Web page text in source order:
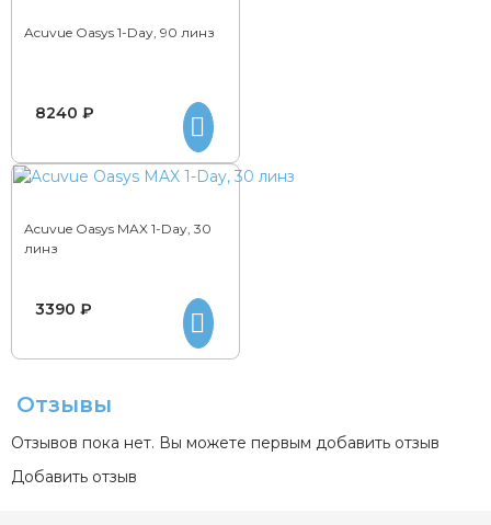
Acuvue Oasys 1-Day, 90 линз
8240 ₽
Acuvue Oasys MAX 1-Day, 30
линз
3390 ₽
Отзывы
Отзывов пока нет. Вы можете первым добавить отзыв
Добавить отзыв